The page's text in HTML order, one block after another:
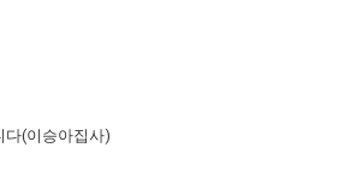
다(이승아집사)